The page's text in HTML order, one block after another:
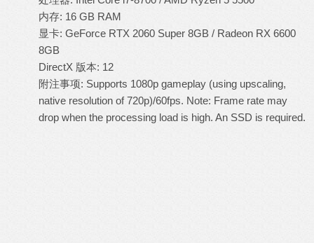
内存: 16 GB RAM
显卡: GeForce RTX 2060 Super 8GB / Radeon RX 6600
8GB
DirectX 版本: 12
附注事项: Supports 1080p gameplay (using upscaling,
native resolution of 720p)/60fps. Note: Frame rate may
drop when the processing load is high. An SSD is required.